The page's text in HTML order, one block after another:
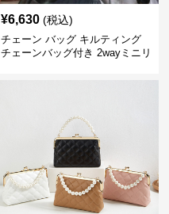
¥6,630 (税込)
チェーン バッグ キルティング
チェーンバッグ付き 2wayミニリ